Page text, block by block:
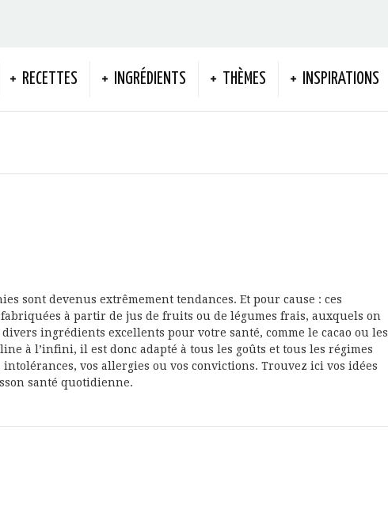
RECETTES INGRÉDIENTS THÈMES INSPIRATIONS
sont devenus extrêmement tendances. Et pour cause : ces
à partir de jus de fruits ou de légumes frais, auxquels on
ingrédients excellents pour votre santé, comme le cacao ou les
à l’infini, il est donc adapté à tous les goûts et tous les régimes
vos allergies ou vos convictions. Trouvez ici vos idées
santé quotidienne.